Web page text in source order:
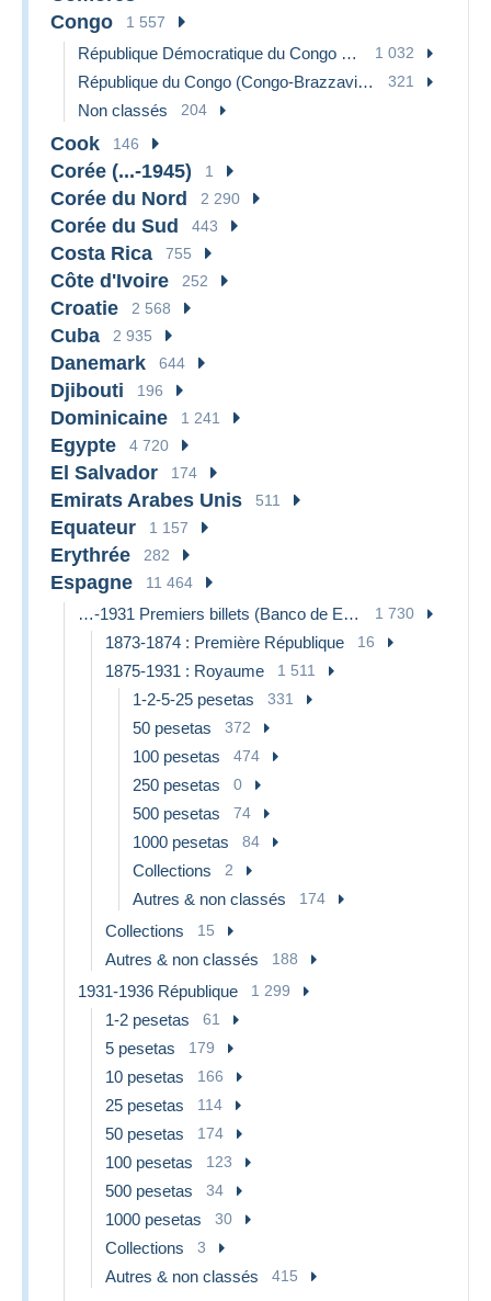
Congo 1 557
République Démocratique du Congo & Zaïre 1 032
République du Congo (Congo-Brazzaville) 321
Non classés 204
Cook 146
Corée (...-1945) 1
Corée du Nord 2 290
Corée du Sud 443
Costa Rica 755
Côte d'Ivoire 252
Croatie 2 568
Cuba 2 935
Danemark 644
Djibouti 196
Dominicaine 1 241
Egypte 4 720
El Salvador 174
Emirats Arabes Unis 511
Equateur 1 157
Erythrée 282
Espagne 11 464
…-1931 Premiers billets (Banco de España) 1 730
1873-1874 : Première République 16
1875-1931 : Royaume 1 511
1-2-5-25 pesetas 331
50 pesetas 372
100 pesetas 474
250 pesetas 0
500 pesetas 74
1000 pesetas 84
Collections 2
Autres & non classés 174
Collections 15
Autres & non classés 188
1931-1936 République 1 299
1-2 pesetas 61
5 pesetas 179
10 pesetas 166
25 pesetas 114
50 pesetas 174
100 pesetas 123
500 pesetas 34
1000 pesetas 30
Collections 3
Autres & non classés 415